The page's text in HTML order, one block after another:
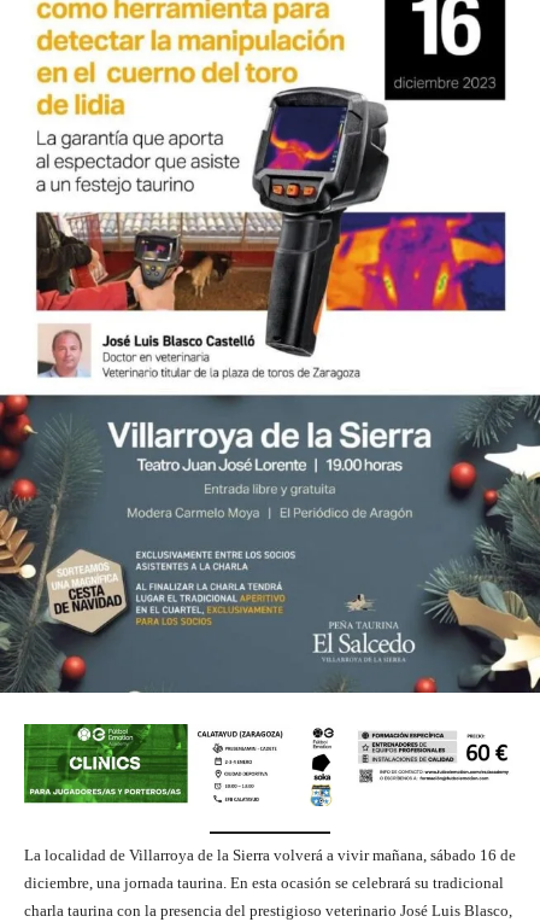
La localidad de Villarroya de la Sierra volverá a vivir mañana, sábado 16 de
diciembre, una jornada taurina. En esta ocasión se celebrará su tradicional
charla taurina con la presencia del prestigioso veterinario José Luis Blasco,